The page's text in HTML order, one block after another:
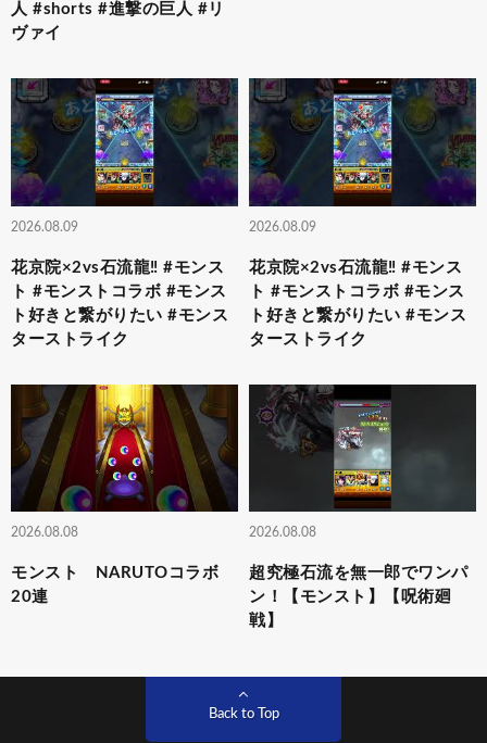
人 #shorts #進撃の巨人 #リ
ヴァイ
2026.08.09
花京院×2vs石流龍‼️ #モンス
ト #モンストコラボ #モンス
ト好きと繋がりたい #モンス
ターストライク
2026.08.09
花京院×2vs石流龍‼️ #モンス
ト #モンストコラボ #モンス
ト好きと繋がりたい #モンス
ターストライク
2026.08.08
モンスト NARUTOコラボ
20連
2026.08.08
超究極石流を無一郎でワンパ
ン！【モンスト】【呪術廻
戦】
Back to Top